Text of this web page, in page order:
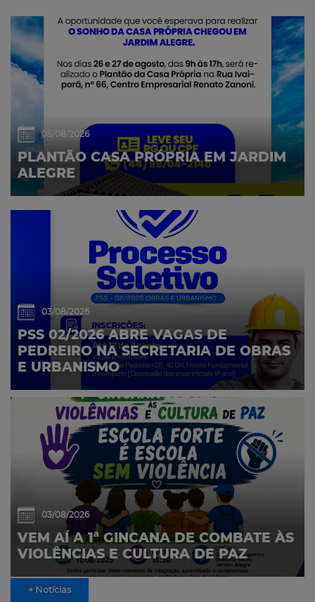
05/08/2026
PLANTÃO CASA PRÓPRIA EM JARDIM
ALEGRE
03/08/2026
PSS 02/2026 ABRE VAGAS DE
PEDREIRO NA SECRETARIA DE OBRAS
E URBANISMO
03/08/2026
VEM AÍ A 1ª GINCANA DE COMBATE ÀS
VIOLÊNCIAS E CULTURA DE PAZ
+ Notícias